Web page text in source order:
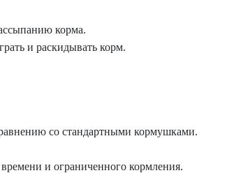
корма.
и раскидывать корм.
со стандартными кормушками.
и ограниченного кормления.